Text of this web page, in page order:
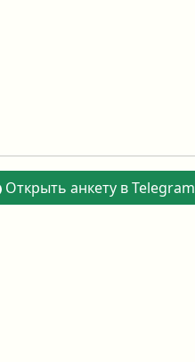
Открыть анкету в Telegram